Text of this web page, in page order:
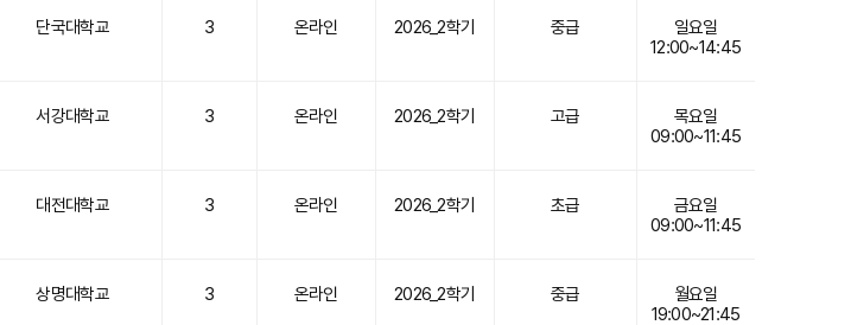
단국대학교 3 온라인 2026_2학기 중급
일요일
12:00~14:45
서강대학교 3 온라인 2026_2학기 고급
목요일
09:00~11:45
대전대학교 3 온라인 2026_2학기 초급
금요일
09:00~11:45
상명대학교 3 온라인 2026_2학기 중급
월요일
19:00~21:45